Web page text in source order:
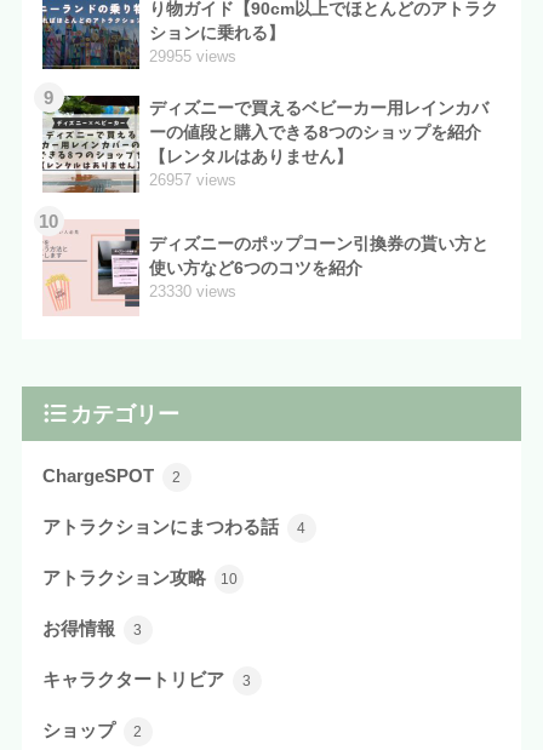
り物ガイド【90cm以上でほとんどのアトラク
ションに乗れる】
29955 views
9
ディズニーで買えるベビーカー用レインカバ
ーの値段と購入できる8つのショップを紹介
【レンタルはありません】
26957 views
10
ディズニーのポップコーン引換券の貰い方と
使い方など6つのコツを紹介
23330 views
カテゴリー
ChargeSPOT 2
アトラクションにまつわる話 4
アトラクション攻略 10
お得情報 3
キャラクタートリビア 3
ショップ 2